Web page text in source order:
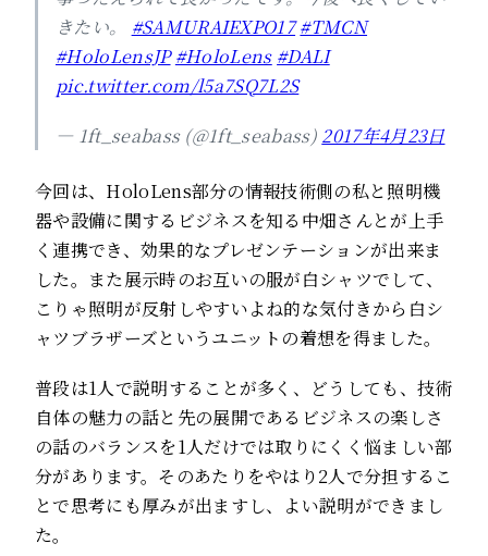
きたい。 #SAMURAIEXPO17 #TMCN
#HoloLensJP #HoloLens #DALI
pic.twitter.com/l5a7SQ7L2S
— 1ft_seabass (@1ft_seabass) 2017年4月23日
今回は、HoloLens部分の情報技術側の私と照明機
器や設備に関するビジネスを知る中畑さんとが上手
く連携でき、効果的なプレゼンテーションが出来ま
した。また展示時のお互いの服が白シャツでして、
こりゃ照明が反射しやすいよね的な気付きから白シ
ャツブラザーズというユニットの着想を得ました。
普段は1人で説明することが多く、どうしても、技術
自体の魅力の話と先の展開であるビジネスの楽しさ
の話のバランスを1人だけでは取りにくく悩ましい部
分があります。そのあたりをやはり2人で分担するこ
とで思考にも厚みが出ますし、よい説明ができまし
た。